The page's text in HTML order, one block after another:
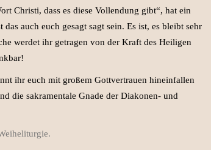
Christi, dass es diese Vollendung gibt“, hat ein
auch euch gesagt sagt sein. Es ist, es bleibt sehr
werdet ihr getragen von der Kraft des Heiligen
ihr euch mit großem Gottvertrauen hineinfallen
die sakramentale Gnade der Diakonen- und